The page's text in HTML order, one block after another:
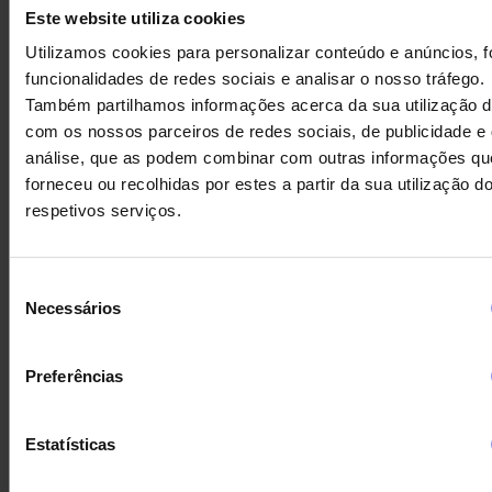
Este website utiliza cookies
Utilizamos cookies para personalizar conteúdo e anúncios,
funcionalidades de redes sociais e analisar o nosso tráfego.
Também partilhamos informações acerca da sua utilização
com os nossos parceiros de redes sociais, de publicidade e
análise, que as podem combinar com outras informações
forneceu ou recolhidas por estes a partir da sua utilização
respetivos serviços.
Necessários
Preferências
Estatísticas